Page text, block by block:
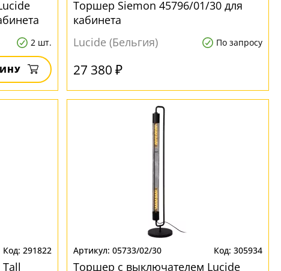
2 шт.
Торшер Siemon 45796/01/30 для
кабинета
Lucide (Бельгия)
По запросу
27 380 ₽
291822 05733/02/30 305934
Торшер с выключателем Lucide